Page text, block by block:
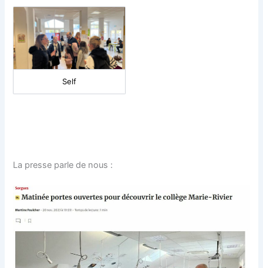
Self
La presse parle de nous :